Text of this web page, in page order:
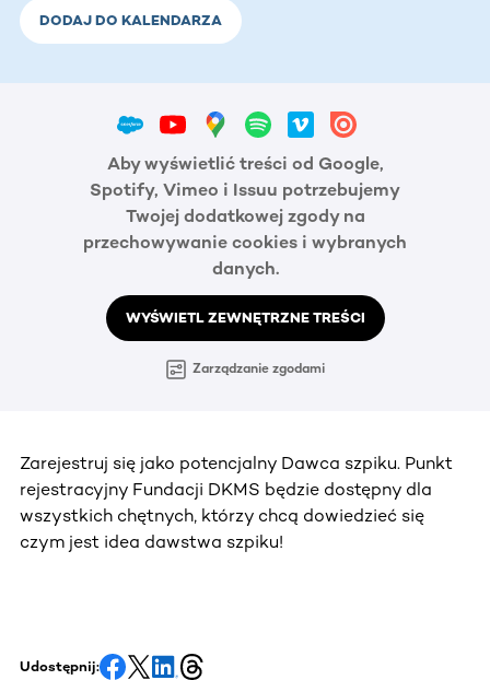
DODAJ DO KALENDARZA
Aby wyświetlić treści od Google,
Spotify, Vimeo i Issuu potrzebujemy
Twojej dodatkowej zgody na
przechowywanie cookies i wybranych
danych.
WYŚWIETL ZEWNĘTRZNE TREŚCI
Zarządzanie zgodami
Zarejestruj się jako potencjalny Dawca szpiku. Punkt
rejestracyjny Fundacji DKMS będzie dostępny dla
wszystkich chętnych, którzy chcą dowiedzieć się
czym jest idea dawstwa szpiku!
Udostępnij: